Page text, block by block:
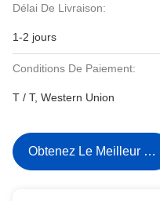
Délai De Livraison:
1-2 jours
Conditions De Paiement:
T / T, Western Union
Obtenez Le Meilleur Prix